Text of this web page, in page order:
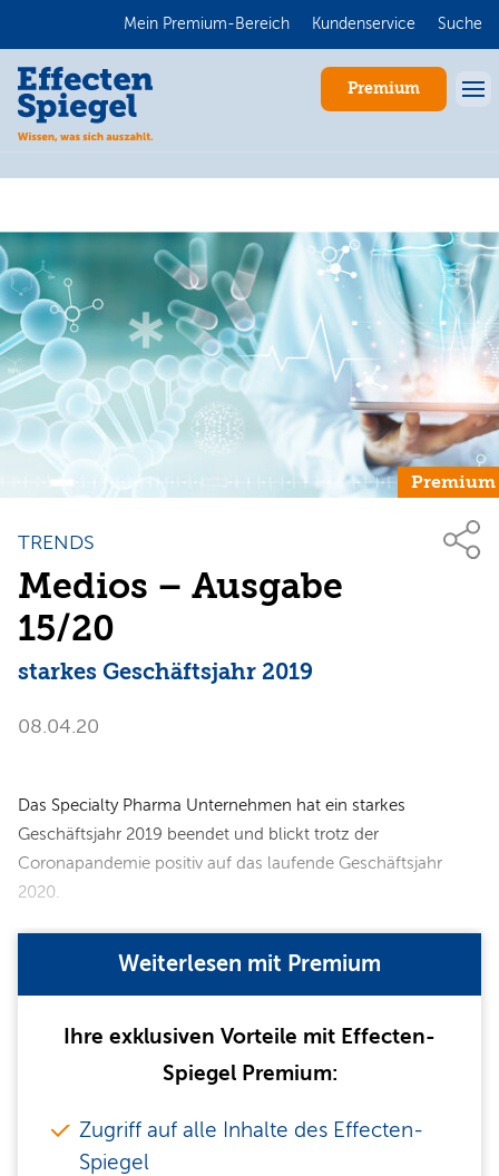
Mein Premium-Bereich Kundenservice Suche
Premium
Premium
TRENDS
Medios – Ausgabe
15/20
starkes Geschäftsjahr 2019
08.04.20
Das Specialty Pharma Unternehmen hat ein starkes
Geschäftsjahr 2019 beendet und blickt trotz der
Coronapandemie positiv auf das laufende Geschäftsjahr
2020.
Weiterlesen mit Premium
Ihre exklusiven Vorteile mit Effecten-
Spiegel Premium:
Zugriff auf alle Inhalte des Effecten-
Spiegel
Anmelden